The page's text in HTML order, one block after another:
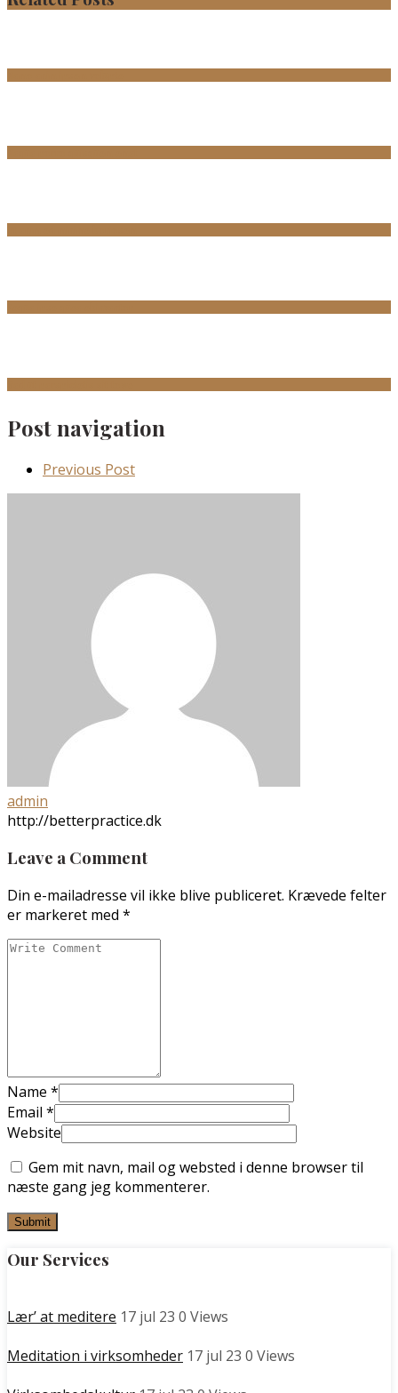
Post navigation
Previous Post
admin
http://betterpractice.dk
Leave a Comment
Din e-mailadresse vil ikke blive publiceret. Krævede felter
er markeret med *
Name *
Email *
Website
Gem mit navn, mail og websted i denne browser til
næste gang jeg kommenterer.
Our Services
Lær’ at meditere 17 jul 23 0 Views
Meditation i virksomheder 17 jul 23 0 Views